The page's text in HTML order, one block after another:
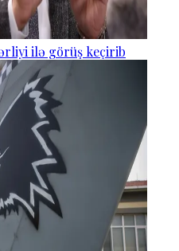
ilə görüş keçirib